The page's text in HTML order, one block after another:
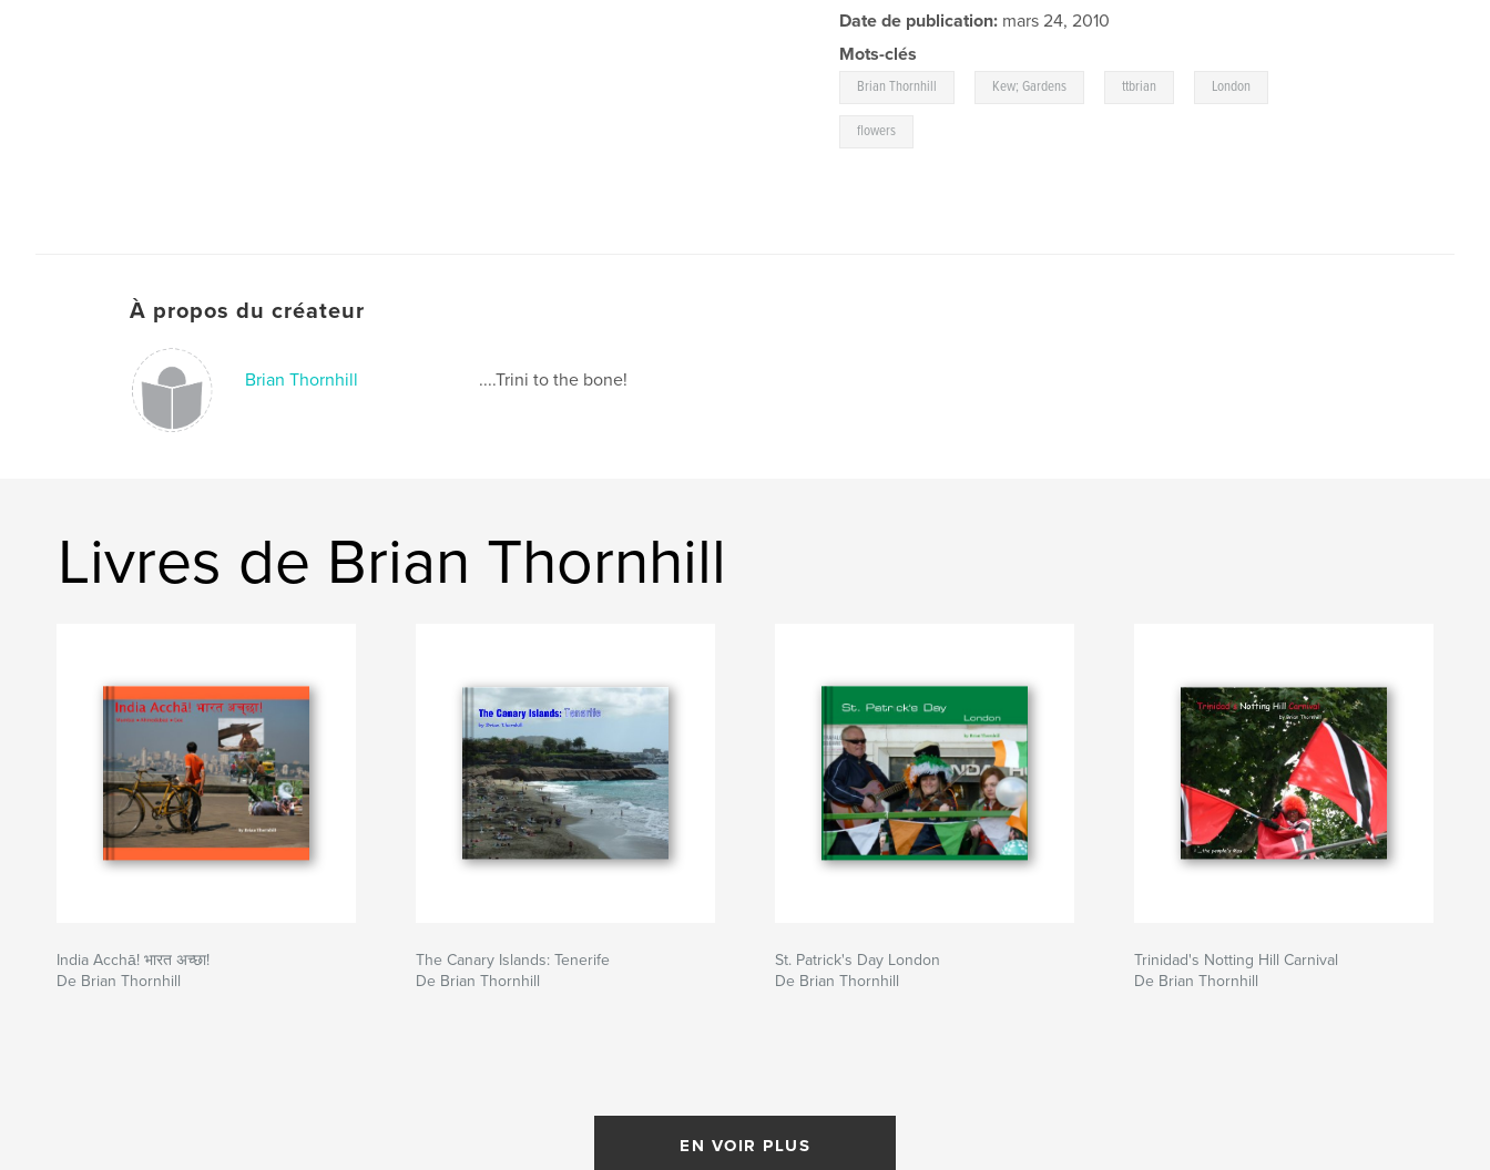
Date de publication: mars 24, 2010
Mots-clés
Brian Thornhill Kew; Gardens ttbrian London
flowers
À propos du créateur
Brian Thornhill ....Trini to the bone!
Livres de Brian Thornhill
India Acchā! भारत अच्छा!
De Brian Thornhill
The Canary Islands: Tenerife
De Brian Thornhill
St. Patrick's Day London
De Brian Thornhill
Trinidad's Notting Hill Carnival
De Brian Thornhill
EN VOIR PLUS